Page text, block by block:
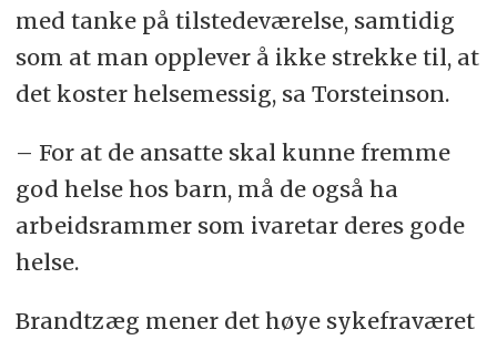
med tanke på tilstedeværelse, samtidig
som at man opplever å ikke strekke til, at
det koster helsemessig, sa Torsteinson.
– For at de ansatte skal kunne fremme
god helse hos barn, må de også ha
arbeidsrammer som ivaretar deres gode
helse.
Brandtzæg mener det høye sykefraværet